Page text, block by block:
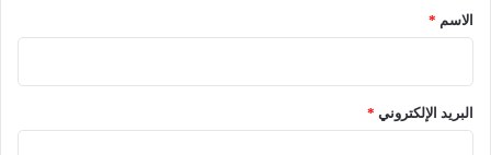
*الاسم *
البريد الإلكتروني *